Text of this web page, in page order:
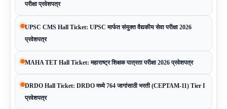
परीक्षा प्रवेशपत्र
UPSC CMS Hall Ticket: UPSC मार्फत संयुक्त वैद्यकीय सेवा परीक्षा 2026
प्रवेशपत्र
MAHA TET Hall Ticket: महाराष्ट्र शिक्षक पात्रता परीक्षा 2026 प्रवेशपत्र
DRDO Hall Ticket: DRDO मध्ये 764 जागांसाठी भरती (CEPTAM-11) Tier I
प्रवेशपत्र